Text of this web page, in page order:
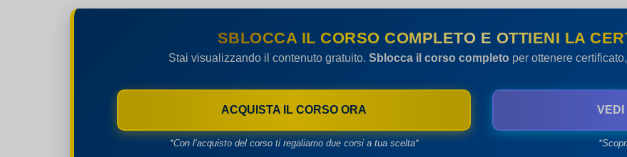
SBLOCCA IL CORSO COMPLETO E OTTIENI LA
Stai visualizzando il contenuto gratuito. Sblocca il corso completo per ottenere
ACQUISTA IL CORSO ORA
*Con l’acquisto del corso ti regaliamo due corsi a tua scelta*
VEDI